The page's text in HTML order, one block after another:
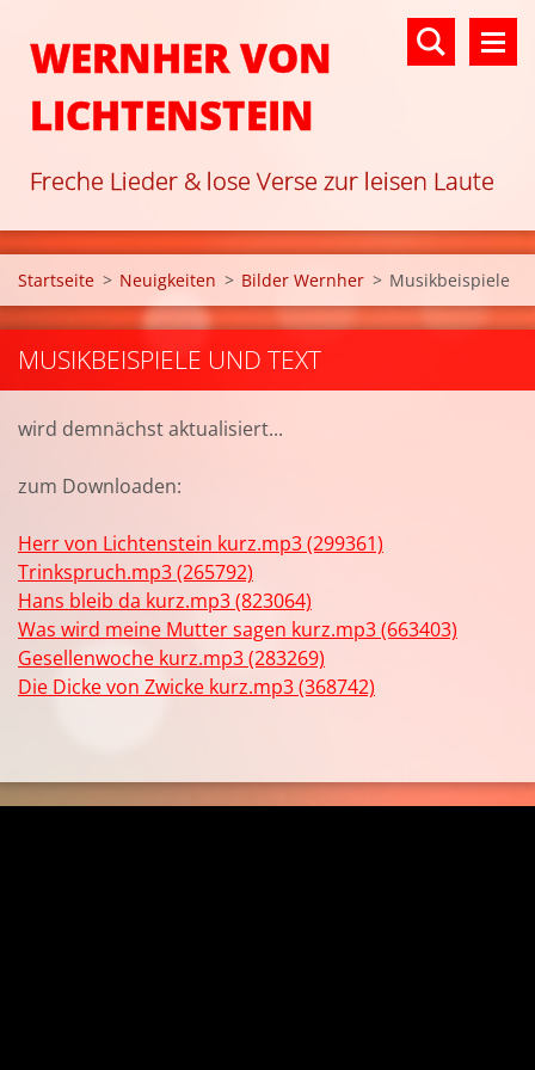
WERNHER VON
LICHTENSTEIN
Freche Lieder & lose Verse zur leisen Laute
Startseite > Neuigkeiten > Bilder Wernher > Musikbeispiele
MUSIKBEISPIELE UND TEXT
wird demnächst aktualisiert...
zum Downloaden:
Herr von Lichtenstein kurz.mp3 (299361)
Trinkspruch.mp3 (265792)
Hans bleib da kurz.mp3 (823064)
Was wird meine Mutter sagen kurz.mp3 (663403)
Gesellenwoche kurz.mp3 (283269)
Die Dicke von Zwicke kurz.mp3 (368742)